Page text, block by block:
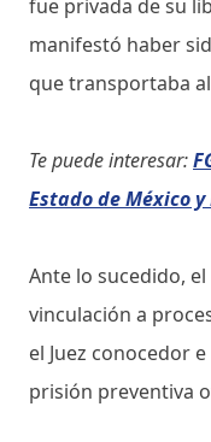
fue privada de su
manifestó haber
que transportaba
Te puede interesar:
Estado de México
Ante lo sucedido,
vinculación a
el Juez conocedor
prisión preventiva